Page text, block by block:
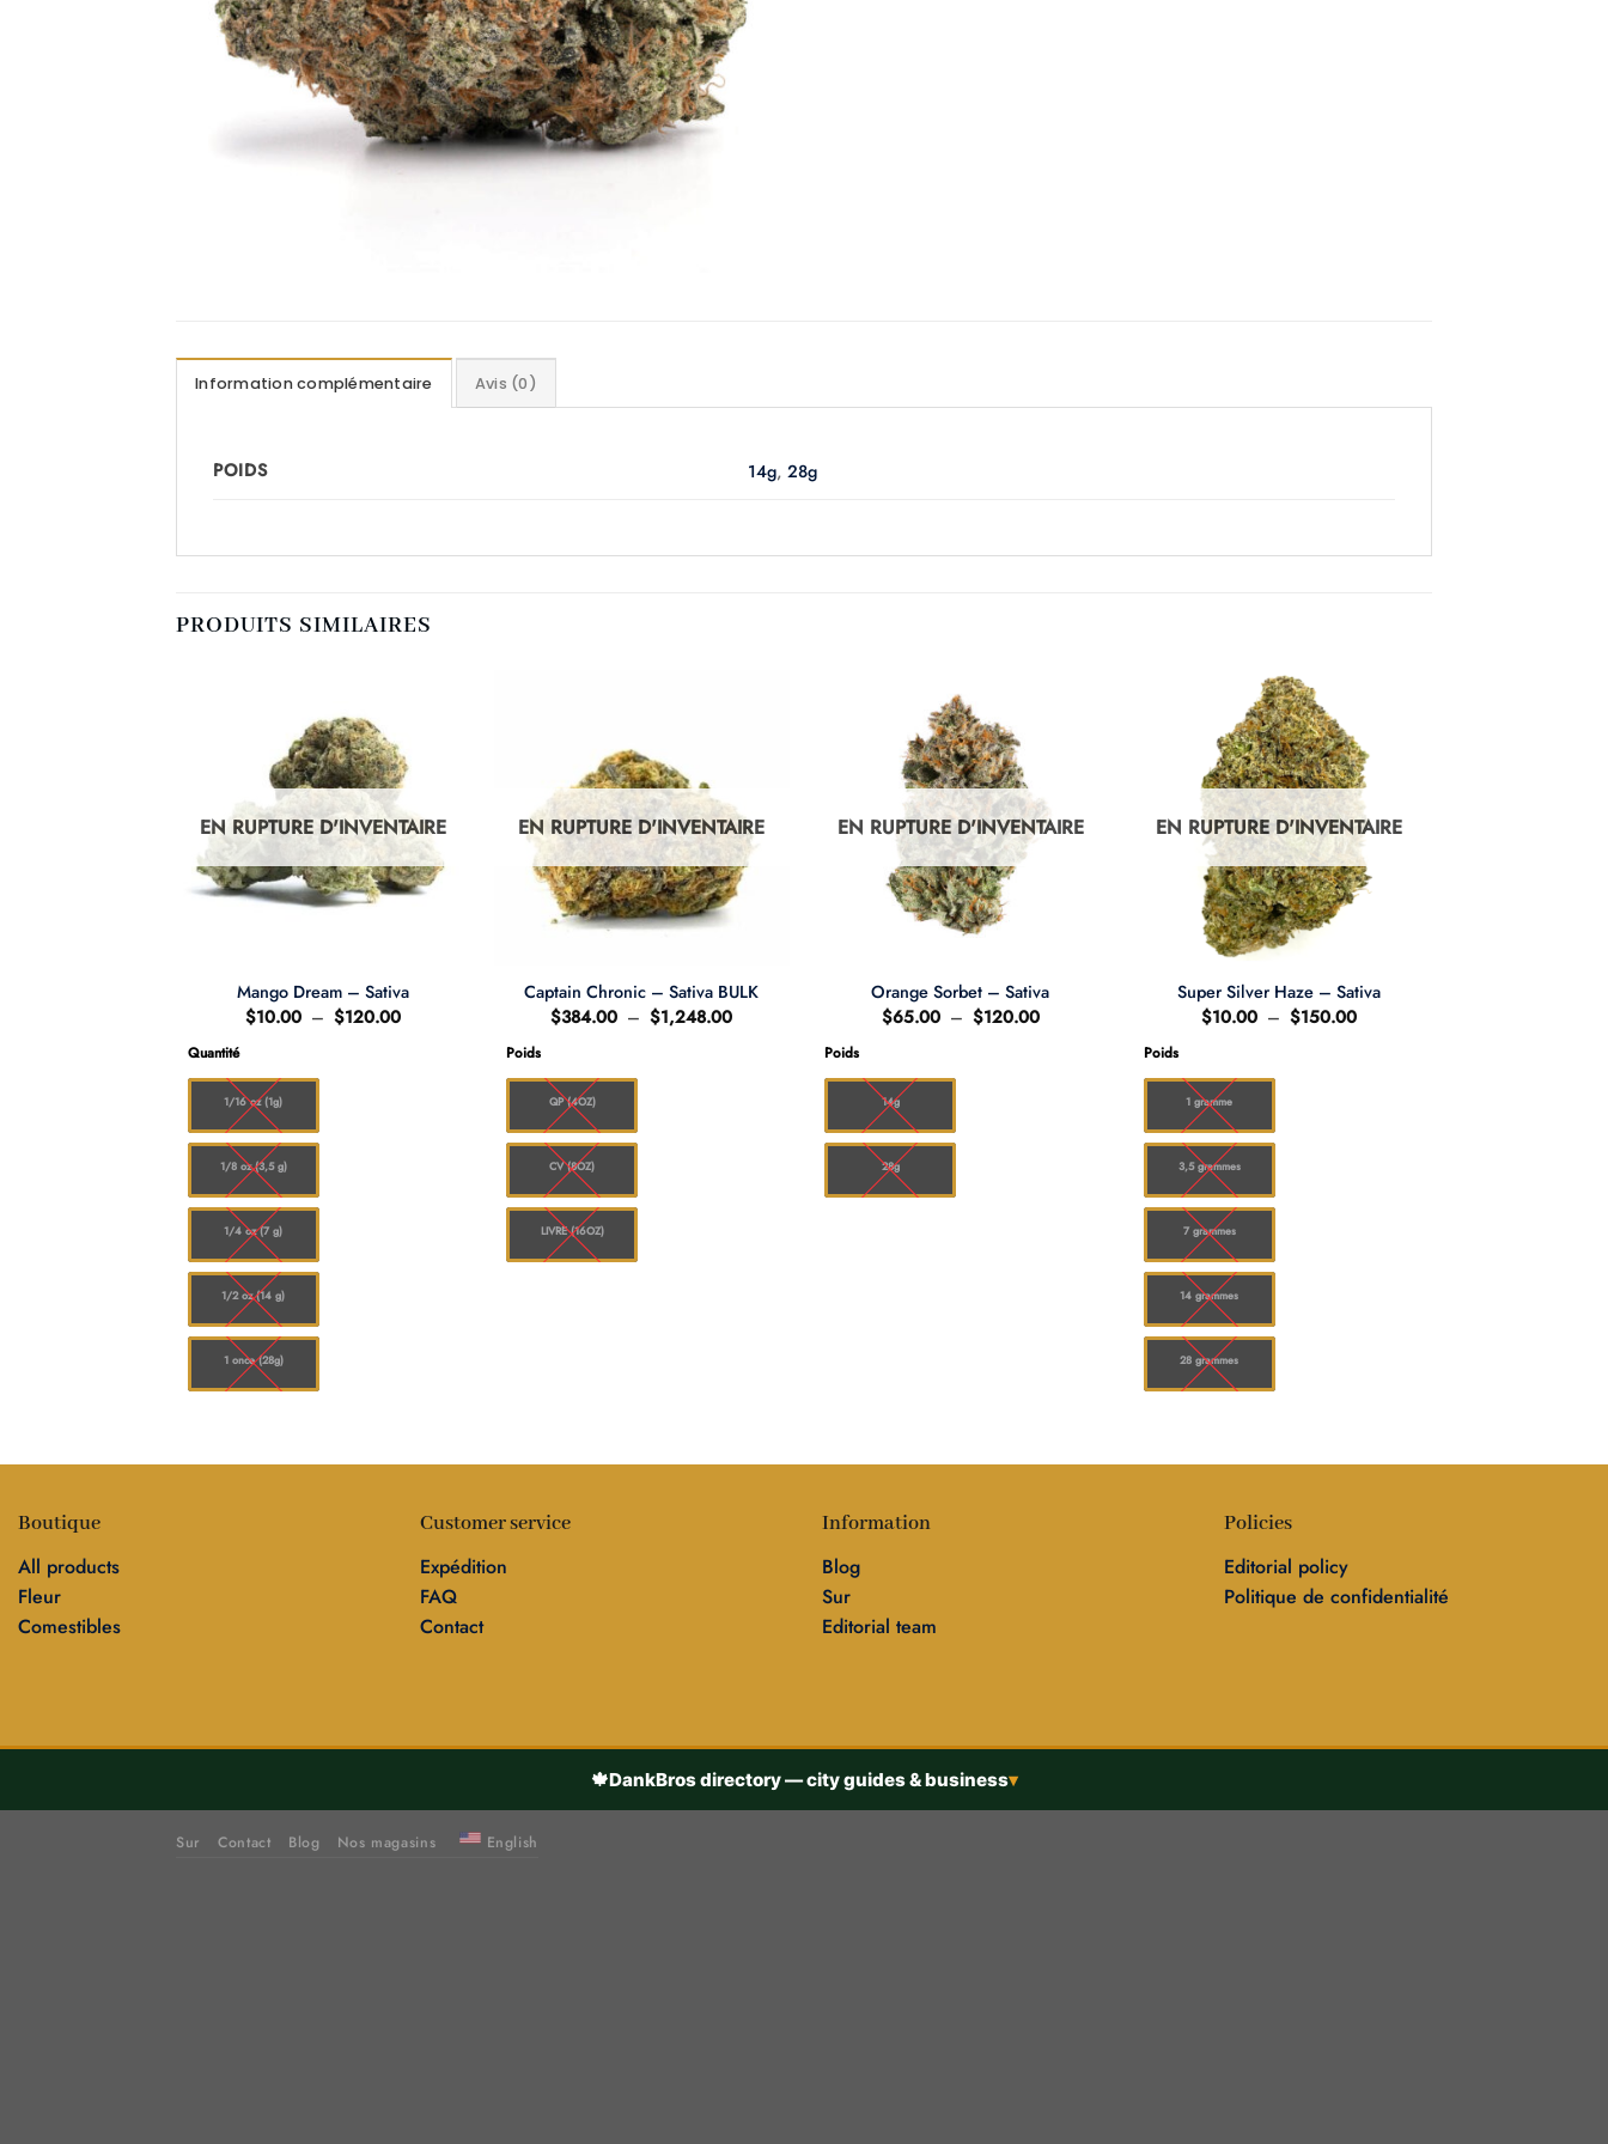
Information complémentaire Avis (0)
POIDS 14g,28g
PRODUITS SIMILAIRES
EN RUPTURE D'INVENTAIRE
Mango Dream – Sativa
$10.00 – $120.00Plage
Quantité
1/16 oz (1g)
1/8 oz (3,5 g)
1/4 oz (7 g)
1/2 oz (14 g)
1 once (28g)
EN RUPTURE D'INVENTAIRE
Captain Chronic – Sativa BULK
$384.00 – $1,248.00Plage
Poids
QP (4OZ)
CV (8OZ)
LIVRE (16OZ)
EN RUPTURE D'INVENTAIRE
Orange Sorbet – Sativa
$65.00 – $120.00Plage
Poids
14g
28g
EN RUPTURE D'INVENTAIRE
Super Silver Haze – Sativa
$10.00 – $150.00Plage
Poids
1 gramme
3,5 grammes
7 grammes
14 grammes
28 grammes
Boutique
All products
Fleur
Comestibles
Customer service
Expédition
FAQ
Contact
Information
Blog
Sur
Editorial team
Policies
Editorial policy
Politique de confidentialité
🍁DankBros directory — city guides & business▾
Sur Contact Blog Nos magasins English